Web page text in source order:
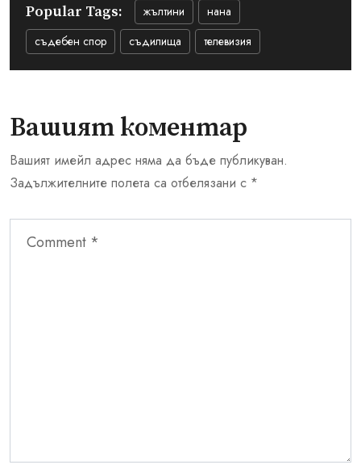
Popular Tags: жълтини
нана
съдебен спор
съдилища телевизия
Вашият коментар
Вашият имейл адрес няма да бъде публикуван.
Задължителните полета са отбелязани с *